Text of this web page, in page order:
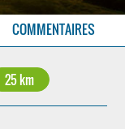
COMMENTAIRES
25 km